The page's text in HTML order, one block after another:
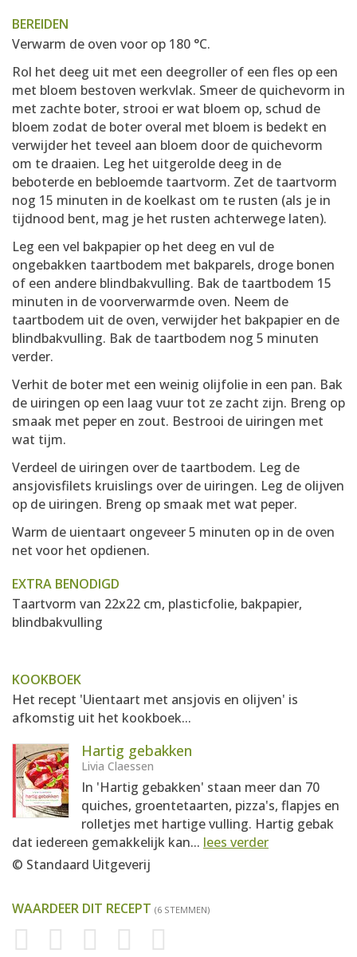
BEREIDEN
Verwarm de oven voor op 180 °C.
Rol het deeg uit met een deegroller of een fles op een
met bloem bestoven werkvlak. Smeer de quichevorm in
met zachte boter, strooi er wat bloem op, schud de
bloem zodat de boter overal met bloem is bedekt en
verwijder het teveel aan bloem door de quichevorm
om te draaien. Leg het uitgerolde deeg in de
beboterde en bebloemde taartvorm. Zet de taartvorm
nog 15 minuten in de koelkast om te rusten (als je in
tijdnood bent, mag je het rusten achterwege laten).
Leg een vel bakpapier op het deeg en vul de
ongebakken taartbodem met bakparels, droge bonen
of een andere blindbakvulling. Bak de taartbodem 15
minuten in de voorverwarmde oven. Neem de
taartbodem uit de oven, verwijder het bakpapier en de
blindbakvulling. Bak de taartbodem nog 5 minuten
verder.
Verhit de boter met een weinig olijfolie in een pan. Bak
de uiringen op een laag vuur tot ze zacht zijn. Breng op
smaak met peper en zout. Bestrooi de uiringen met
wat tijm.
Verdeel de uiringen over de taartbodem. Leg de
ansjovisfilets kruislings over de uiringen. Leg de olijven
op de uiringen. Breng op smaak met wat peper.
Warm de uientaart ongeveer 5 minuten op in de oven
net voor het opdienen.
EXTRA BENODIGD
Taartvorm van 22x22 cm, plasticfolie, bakpapier,
blindbakvulling
KOOKBOEK
Het recept 'Uientaart met ansjovis en olijven' is
afkomstig uit het kookboek...
Hartig gebakken
Livia Claessen
In 'Hartig gebakken' staan meer dan 70
quiches, groentetaarten, pizza's, flapjes en
rolletjes met hartige vulling. Hartig gebak
dat iedereen gemakkelijk kan... lees verder
© Standaard Uitgeverij
WAARDEER DIT RECEPT (6 STEMMEN)